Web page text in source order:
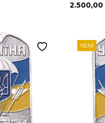
2.500,00
YENI